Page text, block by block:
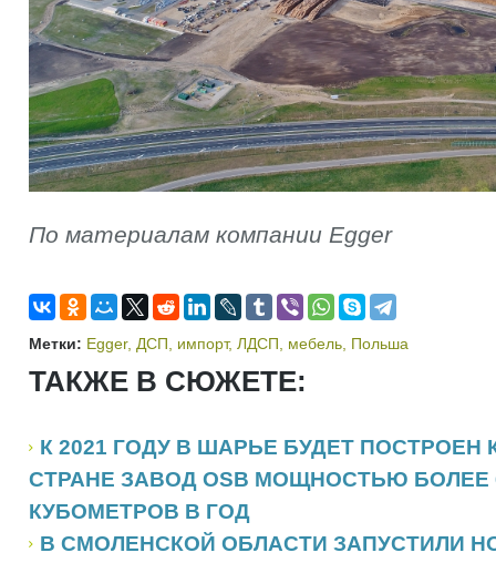
По материалам компании Egger
Метки: Egger, ДСП, импорт, ЛДСП, мебель, Польша
ТАКЖЕ В СЮЖЕТЕ:
К 2021 ГОДУ В ШАРЬЕ БУДЕТ
СТРАНЕ ЗАВОД OSB МОЩНОСТЬЮ БОЛЕЕ
КУБОМЕТРОВ В ГОД
В СМОЛЕНСКОЙ ОБЛАСТИ ЗАПУСТИЛИ